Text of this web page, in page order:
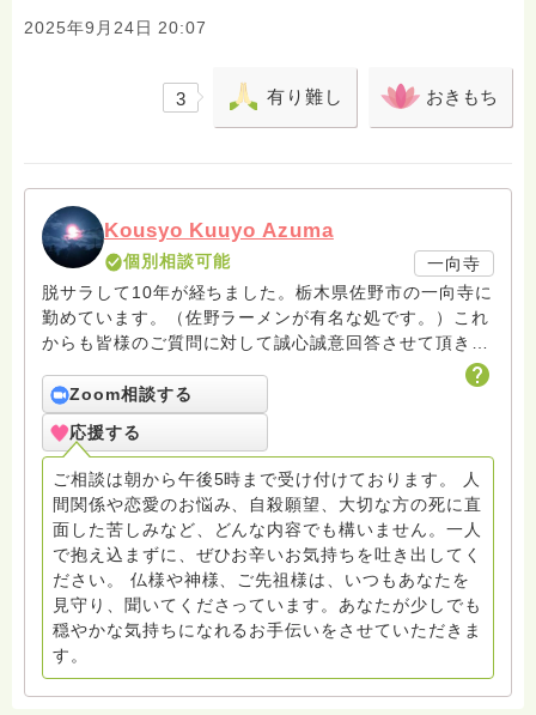
2025年9月24日 20:07
3 有り難し おきもち
Kousyo Kuuyo Azuma
個別相談可能
一向寺
脱サラして10年が経ちました。栃木県佐野市の一向寺に
勤めています。（佐野ラーメンが有名な処です。）これ
からも皆様のご質問に対して誠心誠意回答させて頂きた
いと存じます。まだまだ修行中の身ですので至らぬ点あ
ろうかとは存じますが共に精進して参りましょうね。お
寺にもお気軽に遊びに来てください。
Zoom相談する
応援する
ご相談は朝から午後5時まで受け付けております。 人
間関係や恋愛のお悩み、自殺願望、大切な方の死に直
面した苦しみなど、どんな内容でも構いません。一人
で抱え込まずに、ぜひお辛いお気持ちを吐き出してく
ださい。 仏様や神様、ご先祖様は、いつもあなたを
見守り、聞いてくださっています。あなたが少しでも
穏やかな気持ちになれるお手伝いをさせていただきま
す。